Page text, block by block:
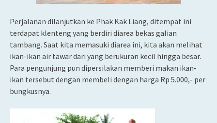
Perjalanan dilanjutkan ke Phak Kak Liang, ditempat ini
terdapat klenteng yang berdiri diarea bekas galian
tambang. Saat kita memasuki diarea ini, kita akan melihat
ikan-ikan air tawar dari yang berukuran kecil hingga besar.
Para pengunjung pun dipersilakan memberi makan ikan-
ikan tersebut dengan membeli dengan harga Rp 5.000,- per
bungkusnya.